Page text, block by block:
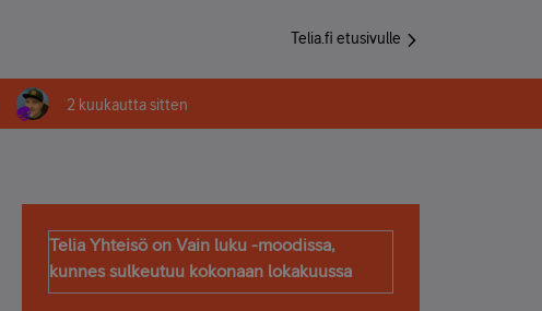
Telia.fi etusivulle
2 kuukautta sitten
Telia Yhteisö on Vain luku -moodissa,
kunnes sulkeutuu kokonaan lokakuussa